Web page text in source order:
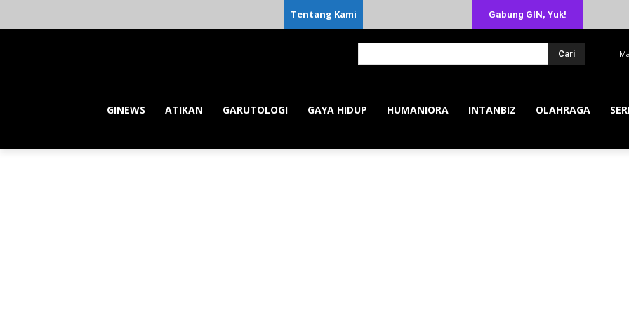
Tentang Kami Gabung GIN, Yuk!
Cari
GINEWS ATIKAN GARUTOLOGI GAYA HIDUP HUMANIORA INTANBIZ OLAHRAGA